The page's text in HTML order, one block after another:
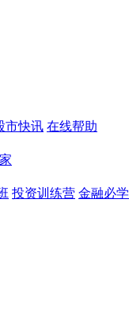
市快讯 在线帮助
投资训练营 金融必学